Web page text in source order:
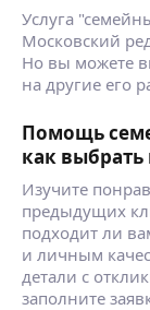
Услуга
Московский
Но вы можете
на другие его
Помощь
как
Изучите
предыдущих
подходит ли
и личным
детали с
заполните